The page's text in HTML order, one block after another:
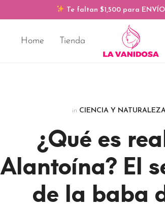
Te faltan $1,500 para
Home Tienda
in CIENCIA Y
¿Qué es
Alantoína? El
de la baba